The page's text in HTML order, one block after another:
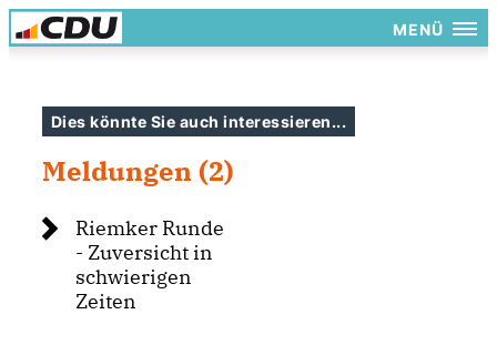
MENÜ
Dies könnte Sie auch interessieren...
Meldungen (2)
Riemker Runde
- Zuversicht in
schwierigen
Zeiten